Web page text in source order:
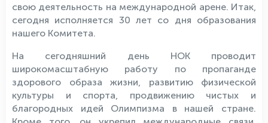
свою деятельность на международной арене. Итак,
сегодня исполняется 30 лет со дня образования
нашего Комитета.
На сегодняшний день НОК проводит
широкомасштабную работу по пропаганде
здорового образа жизни, развитию физической
культуры и спорта, продвижению чистых и
благородных идей Олимпизма в нашей стране.